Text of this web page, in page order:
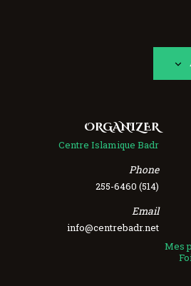
Mes
ORGANIZER
Centre Islamique Badr
Phone
(514) 255-6460
Email
info@centrebadr.net